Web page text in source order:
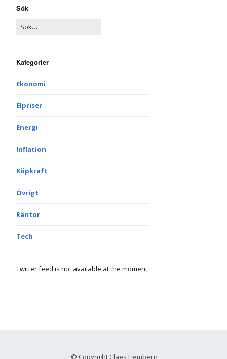
Sök
Kategorier
Ekonomi
Elpriser
Energi
Inflation
Köpkraft
Övrigt
Räntor
Tech
Twitter feed is not available at the moment.
© Copyright Claes Hemberg